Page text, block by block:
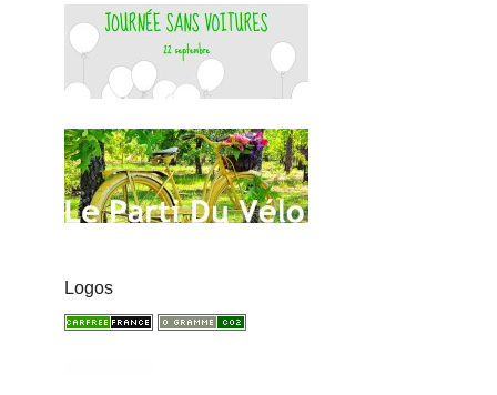
Logos